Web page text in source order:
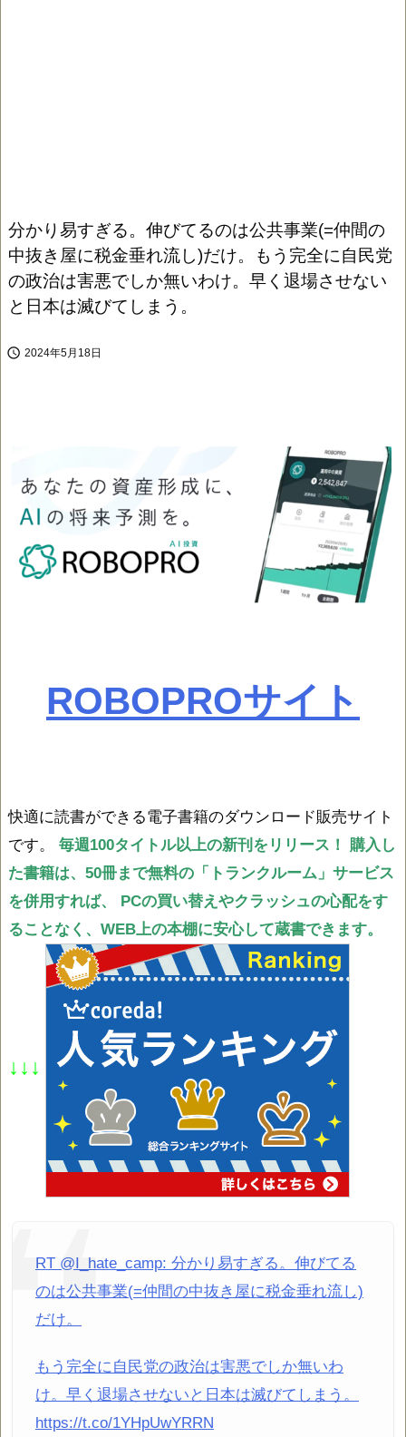
分かり易すぎる。伸びてるのは公共事業(=仲間の
中抜き屋に税金垂れ流し)だけ。もう完全に自民党
の政治は害悪でしか無いわけ。早く退場させない
と日本は滅びてしまう。
 2024年5月18日
ROBOPROサイト
快適に読書ができる電子書籍のダウンロード販売サイト
です。 毎週100タイトル以上の新刊をリリース！
購入し
た書籍は、50冊まで無料の「トランクルーム」サービス
を併用すれば、
PCの買い替えやクラッシュの心配をす
ることなく、WEB上の本棚に安心して蔵書できます。
↓↓↓
RT @I_hate_camp: 分かり易すぎる。伸びてる
のは公共事業(=仲間の中抜き屋に税金垂れ流し)
だけ。
もう完全に自民党の政治は害悪でしか無いわ
け。早く退場させないと日本は滅びてしまう。
https://t.co/1YHpUwYRRN